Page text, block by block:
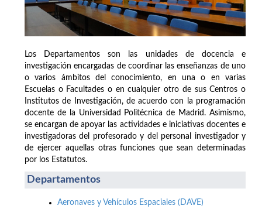
Los Departamentos son las unidades de docencia e
investigación encargadas de coordinar las enseñanzas de uno
o varios ámbitos del conocimiento, en una o en varias
Escuelas o Facultades o en cualquier otro de sus Centros o
Institutos de Investigación, de acuerdo con la programación
docente de la Universidad Politécnica de Madrid. Asimismo,
se encargan de apoyar las actividades e iniciativas docentes e
investigadoras del profesorado y del personal investigador y
de ejercer aquellas otras funciones que sean determinadas
por los Estatutos.
Departamentos
Aeronaves y Vehículos Espaciales (DAVE)